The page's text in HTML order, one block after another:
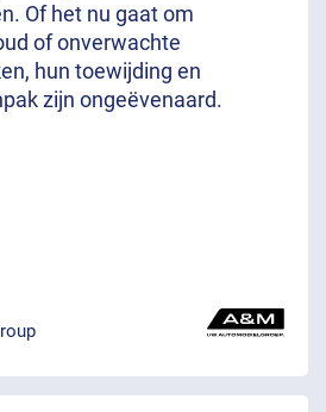
Of het nu gaat om
of onverwachte
hun toewijding en
zijn ongeëvenaard.